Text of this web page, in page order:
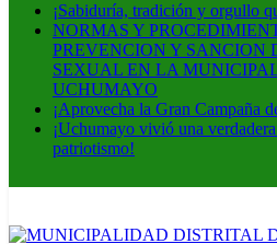
¡Sabiduría, tradición y orgullo
NORMAS Y
PREVENCION Y SANCION
SEXUAL EN LA
UCHUMAYO
¡Aprovecha la Gran Campaña
¡Uchumayo vivió una
patriotismo!